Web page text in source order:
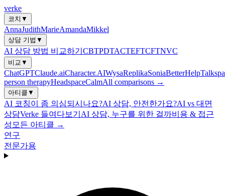
verke
코치 ▼
AnnaJudithMarieAmandaMikkel
상담 기법 ▼
AI 상담 방법 비교하기 CBTPDTACTEFTCFTNVC
비교 ▼
ChatGPTClaude.aiCharacter.AIWysaReplikaSoniaBetterHelp
person therapyHeadspaceCalmAll comparisons →
아티클 ▼
AI 코칭이 좀 의심되시나요?AI 상담, 안전한가요?AI vs 대면
상담Verke 들여다보기 AI 상담, 누구를 위한 걸까비용 & 접근
성 모든 아티클 →
연구
전문가용